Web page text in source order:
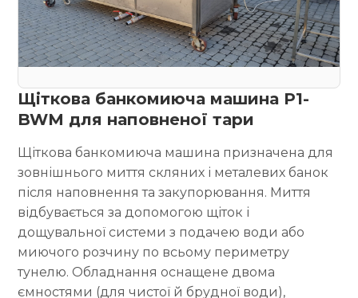
Щіткова банкомиюча машина P1-
BWM для наповненої тари
Щіткова банкомиюча машина призначена для
зовнішнього миття скляних і металевих банок
після наповнення та закупорювання. Миття
відбувається за допомогою щіток і
дощувальної системи з подачею води або
миючого розчину по всьому периметру
тунелю. Обладнання оснащене двома
ємностями (для чистої й брудної води),